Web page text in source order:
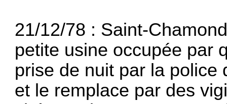
21/12/78 : Saint-
petite usine occupée par
prise de nuit par la po­lice
et le rem­place par des